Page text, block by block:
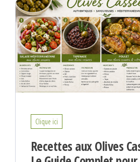
Clique ici
Recettes aux Olives